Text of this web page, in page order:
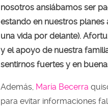
nosotros ansiábamos ser
estando en nuestros
una vida por delante).
y el apoyo de nuestra
sentirnos fuertes y en
Además, María Becerra
para evitar informaciones